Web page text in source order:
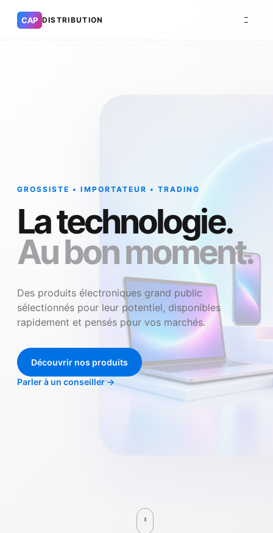
CAP DISTRIBUTION
GROSSISTE • IMPORTATEUR • TRADING
La technologie.
Au bon moment.
Des produits électroniques grand public
sélectionnés pour leur potentiel, disponibles
rapidement et pensés pour vos marchés.
Découvrir nos produits
Parler à un conseiller→